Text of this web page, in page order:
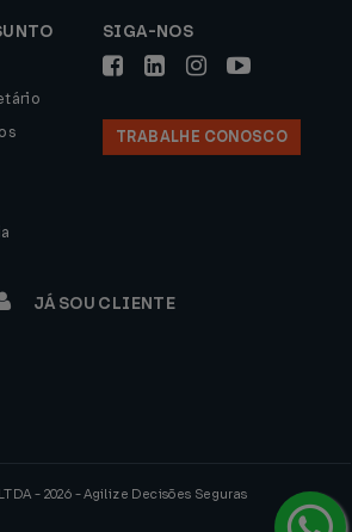
SIGA-NOS
TRABALHE CONOSCO
JÁ SOU CLIENTE
- 2026 - Agilize Decisões Seguras